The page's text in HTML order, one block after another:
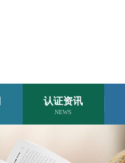
认证资讯
NEWS